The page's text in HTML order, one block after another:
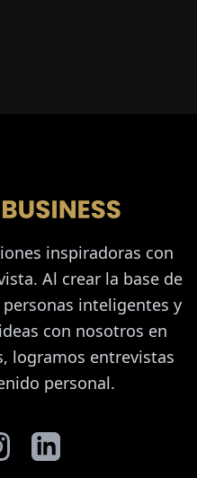
inspiradoras con
Al crear la base de
inteligentes y
con nosotros en
logramos entrevistas
personal.